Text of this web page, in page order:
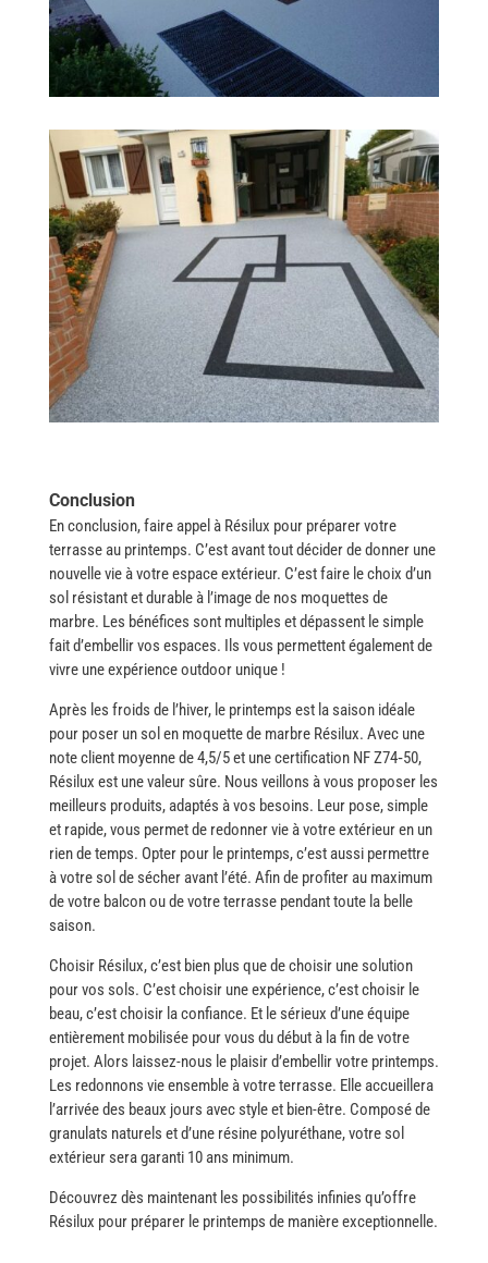
Conclusion
En conclusion,​‍​‌‍​‍‌ faire appel à Résilux pour préparer votre
terrasse au printemps. C’est avant tout décider de donner une
nouvelle vie à votre espace extérieur. C’est faire le choix d’un
sol résistant et durable à l’image de nos moquettes de
marbre. Les bénéfices sont multiples et dépassent le simple
fait d’embellir vos espaces. Ils vous permettent également de
vivre une expérience outdoor unique ​‍​‌‍​‍‌!
Après​‍​‌‍​‍‌ les froids de l’hiver, le printemps est la saison idéale
pour poser un sol en moquette de marbre Résilux. Avec une
note client moyenne de 4,5/5 et une certification NF Z74‑50,
Résilux est une valeur sûre. Nous veillons à vous proposer les
meilleurs produits, adaptés à vos besoins. Leur pose, simple
et rapide, vous permet de redonner vie à votre extérieur en un
rien de temps. Opter pour le printemps, c’est aussi permettre
à votre sol de sécher avant l’été. Afin de profiter au maximum
de votre balcon ou de votre terrasse pendant toute la belle ​‍​‌‍​
‍‌saison.
Choisir​‍​‌‍​‍‌ Résilux, c’est bien plus que de choisir une solution
pour vos sols. C’est choisir une expérience, c’est choisir le
beau, c’est choisir la confiance. Et le sérieux d’une équipe
entièrement mobilisée pour vous du début à la fin de votre
projet. Alors laissez-nous le plaisir d’embellir votre printemps.
Les redonnons vie ensemble à votre terrasse. Elle accueillera
l’arrivée des beaux jours avec style et bien-être. Composé de
granulats naturels et d’une résine polyuréthane, votre sol
extérieur sera garanti 10 ans minimum.
Découvrez dès maintenant les possibilités infinies qu’offre
Résilux pour préparer le printemps de manière exceptionnelle.